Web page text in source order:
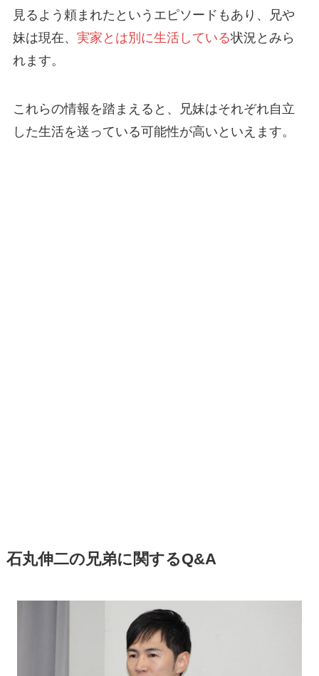
見るよう頼まれたというエピソードもあり、兄や
妹は現在、 実家とは別に生活している状況とみら
れます。
これらの情報を踏まえると、兄妹はそれぞれ自立
した生活を送っている可能性が高いといえます。
石丸伸二の兄弟に関するQ&A